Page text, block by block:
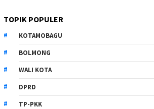
TOPIK POPULER
KOTAMOBAGU
BOLMONG
WALI KOTA
DPRD
TP-PKK